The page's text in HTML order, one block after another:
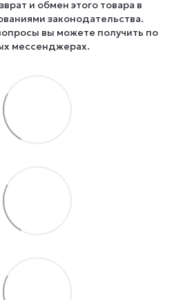
и обмен этого товара в
законодательства.
вы можете получить по
мессенджерах.